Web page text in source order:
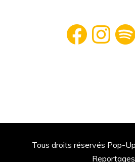
Facebook InstagramSpotify
Tous droits réservés Pop-
Reportages